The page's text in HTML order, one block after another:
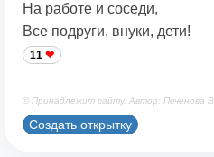
На работе и соседи,
Все подруги, внуки, дети!
11
© Принадлежит сайту. Автор: Печенова В.
Создать открытку